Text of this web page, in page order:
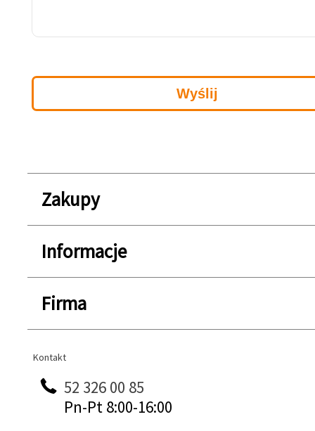
Zakupy
Informacje
Firma
Kontakt
Kontakt
52 326 00 85
Pn-Pt 8:00-16:00